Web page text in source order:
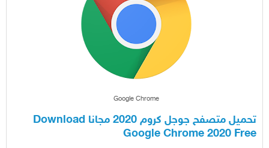
Google Chrome
تحميل متصفح جوجل كروم 2020 مجانا Download
Google Chrome 2020 Free